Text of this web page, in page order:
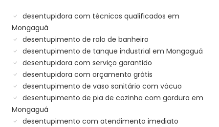
desentupidora com técnicos qualificados em
Mongaguá
desentupimento de ralo de banheiro
desentupimento de tanque industrial em Mongaguá
desentupidora com serviço garantido
desentupidora com orçamento grátis
desentupimento de vaso sanitário com vácuo
desentupimento de pia de cozinha com gordura em
Mongaguá
desentupimento com atendimento imediato